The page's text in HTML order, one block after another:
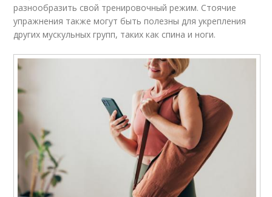
разнообразить свой тренировочный режим. Стоячие
упражнения также могут быть полезны для укрепления
других мускульных групп, таких как спина и ноги.